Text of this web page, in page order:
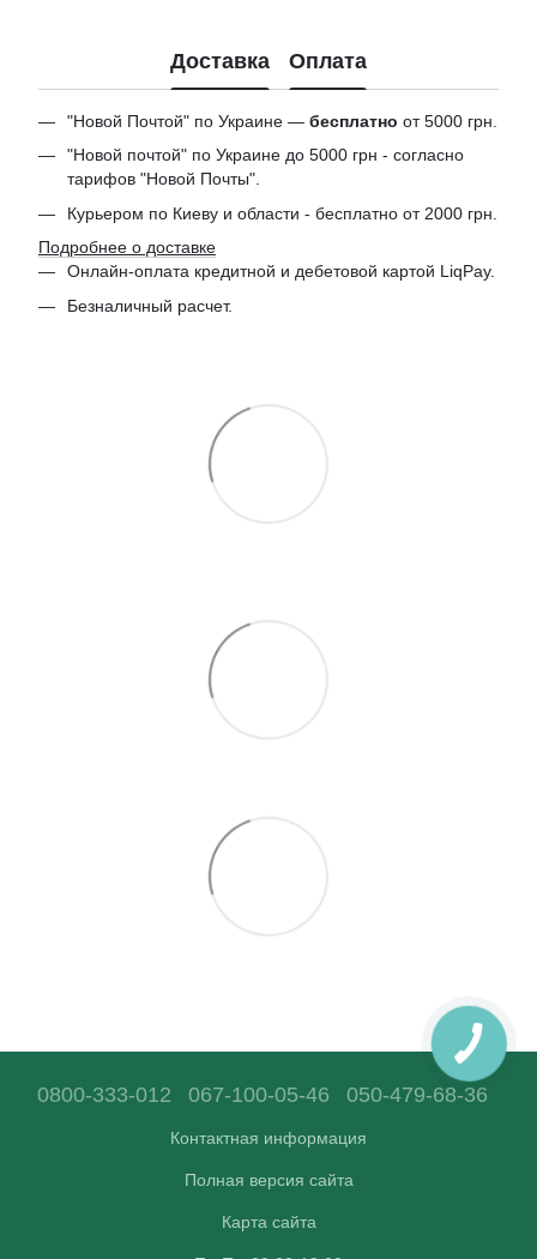
Доставка Оплата
"Новой Почтой" по Украине — бесплатно от 5000 грн.
"Новой почтой" по Украине до 5000 грн - согласно
тарифов "Новой Почты".
Курьером по Киеву и области - бесплатно от 2000 грн.
Подробнее о доставке
Онлайн-оплата кредитной и дебетовой картой LiqPay.
Безналичный расчет.
0800-333-012 067-100-05-46 050-479-68-36
Контактная информация
Полная версия сайта
Карта сайта